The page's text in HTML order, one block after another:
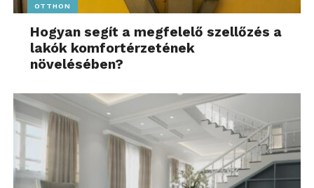
OTTHON
Hogyan segít a megfelelő szellőzés a
lakók komfortérzetének
növelésében?